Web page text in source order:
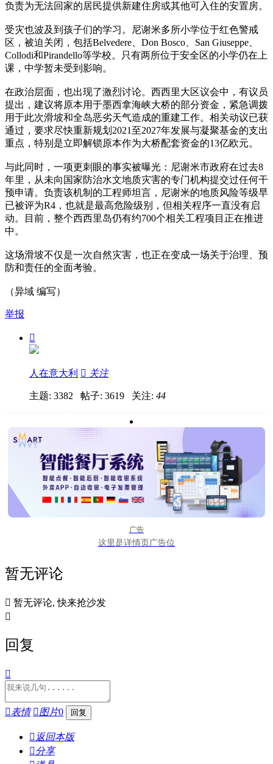
负责为无法回家的居民提供新建住房或其他可入住的安置房。
受灾也波及到孩子们的学习。尼谢米多所小学位于红色警戒
区，被迫关闭，包括Belvedere、Don Bosco、San Giuseppe、
Collodi和Pirandello等学校。只有两所位于安全区的小学仍在上
课，中学暂未受到影响。
在政治层面，也出现了激烈讨论。西西里大区议会中，有议员
提出，建议将原本用于墨西拿海峡大桥的部分资金，紧急调拨
用于此次滑坡和全岛恶劣天气造成的重建工作。相关动议已获
通过，要求尽快重新规划2021至2027年发展与凝聚基金的支出
重点，特别是立即解锁原本作为大桥配套资金的13亿欧元。
与此同时，一项更刺眼的事实被曝光：尼谢米市政府在过去8
年里，从未向国家防治水文地质灾害的专门机构提交过任何干
预申请。负责该机制的工程师坦言，尼谢米的地质风险等级早
已被评为R4，也就是最高危险级别，但相关程序一直没有启
动。目前，整个西西里岛仍有约700个相关工程项目正在推进
中。
这场滑坡不仅是一次自然灾害，也正在变成一场关于治理、预
防和责任的全面考验。
（异域 编写）
举报

人在意大利  关注
主题: 3382 帖子: 3619 关注: 44
广告
这里是详情页广告位
暂无评论
 暂无评论, 快来抢沙发

回复

表情 图片0
 返回本版
分享